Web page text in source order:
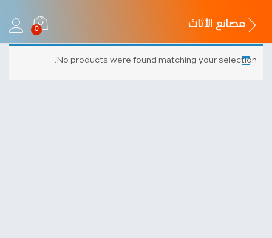
مصانع الأثاث 0
No products were found matching your selection.